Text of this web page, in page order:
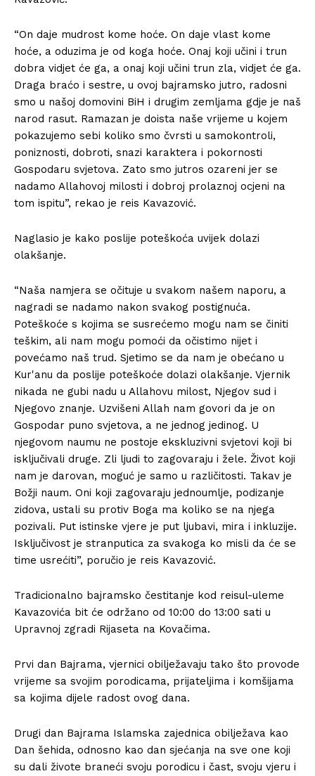
“On daje mudrost kome hoće. On daje vlast kome
hoće, a oduzima je od koga hoće. Onaj koji učini i trun
dobra vidjet će ga, a onaj koji učini trun zla, vidjet će ga.
Draga braćo i sestre, u ovoj bajramsko jutro, radosni
smo u našoj domovini BiH i drugim zemljama gdje je naš
narod rasut. Ramazan je doista naše vrijeme u kojem
pokazujemo sebi koliko smo čvrsti u samokontroli,
poniznosti, dobroti, snazi karaktera i pokornosti
Gospodaru svjetova. Zato smo jutros ozareni jer se
nadamo Allahovoj milosti i dobroj prolaznoj ocjeni na
tom ispitu”, rekao je reis Kavazović.
Naglasio je kako poslije poteškoća uvijek dolazi
olakšanje.
“Naša namjera se očituje u svakom našem naporu, a
nagradi se nadamo nakon svakog postignuća.
Poteškoće s kojima se susrećemo mogu nam se činiti
teškim, ali nam mogu pomoći da očistimo nijet i
povećamo naš trud. Sjetimo se da nam je obećano u
Kur'anu da poslije poteškoće dolazi olakšanje. Vjernik
nikada ne gubi nadu u Allahovu milost, Njegov sud i
Njegovo znanje. Uzvišeni Allah nam govori da je on
Gospodar puno svjetova, a ne jednog jedinog. U
njegovom naumu ne postoje ekskluzivni svjetovi koji bi
isključivali druge. Zli ljudi to zagovaraju i žele. Život koji
nam je darovan, moguć je samo u različitosti. Takav je
Božji naum. Oni koji zagovaraju jednoumlje, podizanje
zidova, ustali su protiv Boga ma koliko se na njega
pozivali. Put istinske vjere je put ljubavi, mira i inkluzije.
Isključivost je stranputica za svakoga ko misli da će se
time usrećiti”, poručio je reis Kavazović.
Tradicionalno bajramsko čestitanje kod reisul-uleme
Kavazovića bit će održano od 10:00 do 13:00 sati u
Upravnoj zgradi Rijaseta na Kovačima.
Prvi dan Bajrama, vjernici obilježavaju tako što provode
vrijeme sa svojim porodicama, prijateljima i komšijama
sa kojima dijele radost ovog dana.
Drugi dan Bajrama Islamska zajednica obilježava kao
Dan šehida, odnosno kao dan sjećanja na sve one koji
su dali živote braneći svoju porodicu i čast, svoju vjeru i